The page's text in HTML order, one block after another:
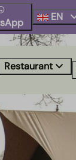
EN
Restaurant